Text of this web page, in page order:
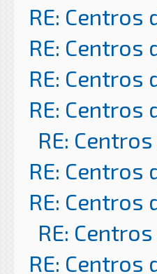
RE: Centros
RE: Centros
RE: Centros
RE: Centros
RE:
RE: Centros
RE: Centros
RE:
RE: Centros